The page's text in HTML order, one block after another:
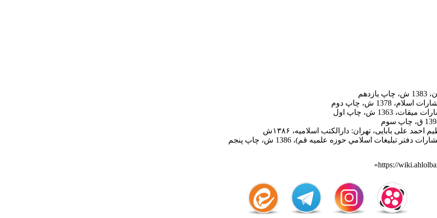
1378 ش‌، چاپ دوم‌
1363 ش، چاپ اول
علی بابایی، تهران: دارالکتب اسلامیه، ۱۳۸۶ش
دفتر تبليغات اسلامي حوزه علميه قم)، 1386 ش‌، چاپ پنجم‌
»